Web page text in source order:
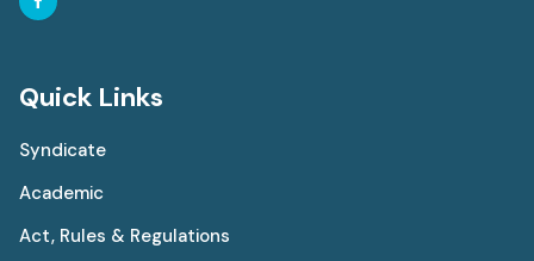
Quick Links
Syndicate
Academic
Act, Rules & Regulations